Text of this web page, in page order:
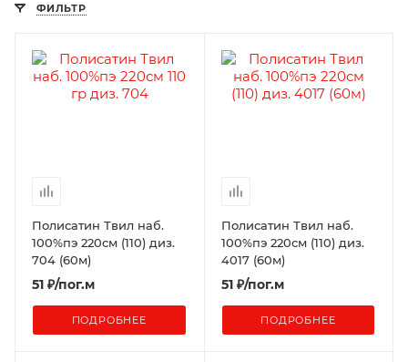
ФИЛЬТР
Полисатин Твил наб.
100%пэ 220см (110) диз.
704 (60м)
51 ₽/пог.м
ПОДРОБНЕЕ
Полисатин Твил наб.
100%пэ 220см (110) диз.
4017 (60м)
51₽/пог.м
ПОДРОБНЕЕ